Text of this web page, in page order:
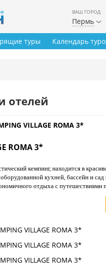
ВАШ ГОРОД
Пермь
туры Календарь
отелей
VILLAGE ROMA 3*
ROMA 3*
кемпинг, находится в
кухней, бассейн и
отдыха с путешествиями